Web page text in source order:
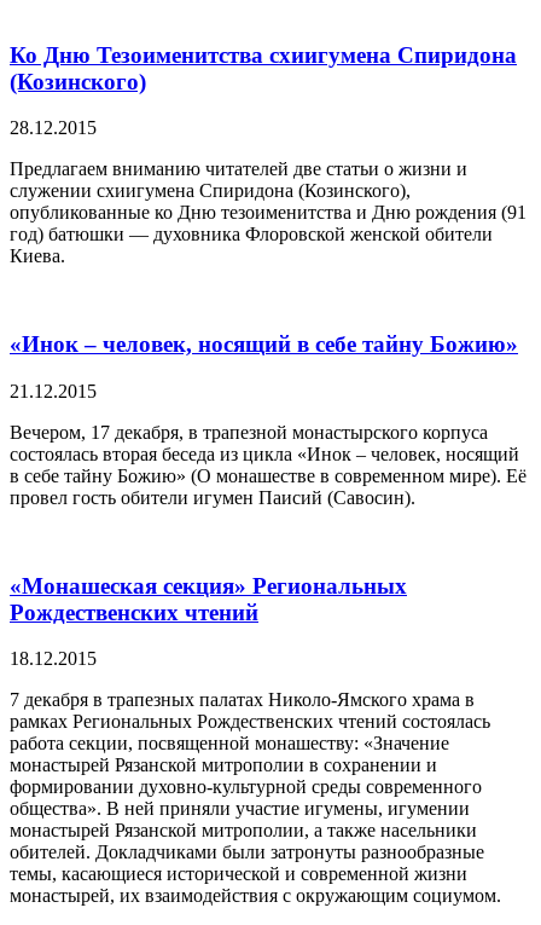
Ко Дню Тезоименитства схиигумена Спиридона
(Козинского)
28.12.2015
Предлагаем вниманию читателей две статьи о жизни и
служении схиигумена Спиридона (Козинского),
опубликованные ко Дню тезоименитства и Дню рождения (91
год) батюшки — духовника Флоровской женской обители
Киева.
«Инок – человек, носящий в себе тайну Божию»
21.12.2015
Вечером, 17 декабря, в трапезной монастырского корпуса
состоялась вторая беседа из цикла «Инок – человек, носящий
в себе тайну Божию» (О монашестве в современном мире). Её
провел гость обители игумен Паисий (Савосин).
«Монашеская секция» Региональных
Рождественских чтений
18.12.2015
7 декабря в трапезных палатах Николо-Ямского храма в
рамках Региональных Рождественских чтений состоялась
работа секции, посвященной монашеству: «Значение
монастырей Рязанской митрополии в сохранении и
формировании духовно-культурной среды современного
общества». В ней приняли участие игумены, игумении
монастырей Рязанской митрополии, а также насельники
обителей. Докладчиками были затронуты разнообразные
темы, касающиеся исторической и современной жизни
монастырей, их взаимодействия с окружающим социумом.